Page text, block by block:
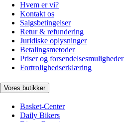
Hvem er vi?
Kontakt os
Salgsbetingelser
Retur & refundering
Juridiske oplysninger
Betalingsmetoder
Priser og forsendelsesmuligheder
Fortrolighedserklæring
Vores butikker
Basket-Center
Daily Bikers